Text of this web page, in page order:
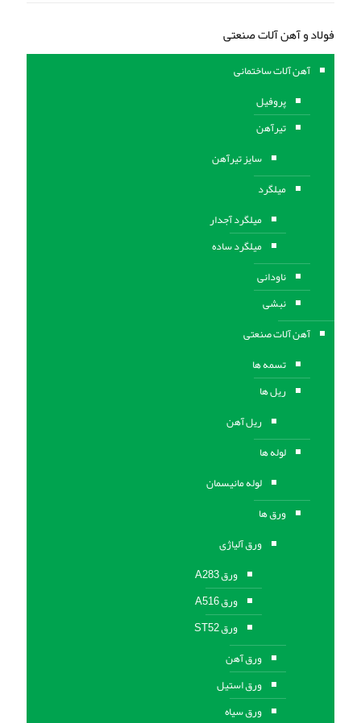
فولاد و آهن آلات صنعتی
آهن آلات ساختمانی
پروفیل
تیرآهن
سایز تیرآهن
میلگرد
میلگرد آجدار
میلگرد ساده
ناودانی
نبشی
آهن آلات صنعتی
تسمه ها
ریل ها
ریل آهن
لوله ها
لوله مانیسمان
ورق ها
ورق آلیاژی
ورق A283
ورق A516
ورق ST52
ورق آهن
ورق استیل
ورق سیاه